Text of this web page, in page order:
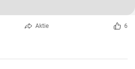
Aktie 6